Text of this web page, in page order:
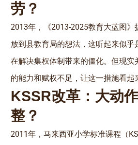
劳？
2013年，《2013-2025教育大蓝图》
放到县教育局的想法，这听起来似乎
在解决集权体制带来的僵化。但现实
的能力和赋权不足，让这一措施看起
KSSR改革：大动
整？
2011年，马来西亚小学标准课程（